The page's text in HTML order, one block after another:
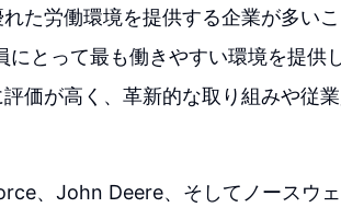
た労働環境を提供する企業が多い
にとって最も働きやすい環境を提供
価が高く、革新的な取り組みや従
、John Deere、そしてノースウ